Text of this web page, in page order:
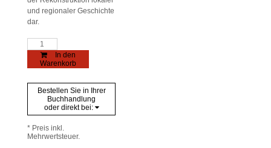
und regionaler Geschichte
dar.
NS-
im
Menge
In den
Warenkorb
Bestellen Sie in Ihrer
Buchhandlung
oder direkt bei:
* Preis inkl.
Mehrwertsteuer.